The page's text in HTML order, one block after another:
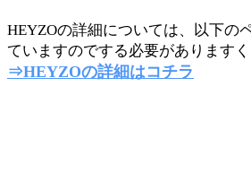
HEYZOの詳細については、以下の
ていますのでする必要がありますく
⇒HEYZOの詳細はコチラ